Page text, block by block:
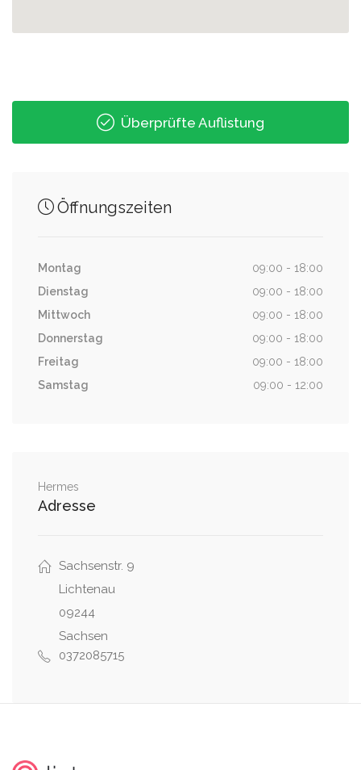
Überprüfte Auflistung
Öffnungszeiten
Montag
09:00 - 18:00
Dienstag
09:00 - 18:00
Mittwoch
09:00 - 18:00
Donnerstag
09:00 - 18:00
Freitag
09:00 - 18:00
Samstag
09:00 - 12:00
Hermes
Adresse
Sachsenstr. 9
Lichtenau
09244
Sachsen
0372085715